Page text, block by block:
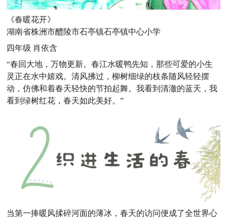
《春暖花开》
湖南省株洲市醴陵市石亭镇石亭镇中心小学
四年级 肖依含
“春回大地，万物更新。春江水暖鸭先知，那些可爱的小生
灵正在水中嬉戏。清风拂过，柳树细绿的枝条随风轻轻摆
动，仿佛和着春天轻快的节拍起舞。我看到清澈的蓝天，我
看到绿树红花，春天如此美好。”
当第一捧暖风揉碎河面的薄冰，春天的访问便成了全世界心